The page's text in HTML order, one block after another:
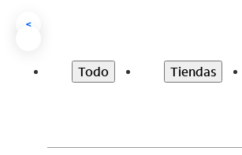
<
Todo Tiendas